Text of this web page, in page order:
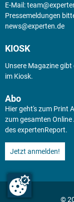
E-Mail:
Pressemeldungen
news@experten.de
KIOSK
Unsere Magazine gibt
im Kiosk.
Abo
Hier geht's zum Print
zum gesamten Online
des expertenReport.
Jetzt anmelden!
©